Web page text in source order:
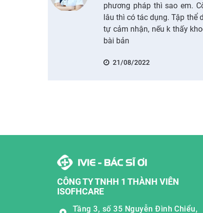
phương pháp thì sao em.
lâu thì có tác dụng. Tập thể
tự cảm nhận, nếu k thấy
bài bản
21/08/2022
CÔNG TY TNHH 1 THÀNH VIÊN
ISOFHCARE
Tầng 3, số 35 Nguyễn Đình Chiểu,